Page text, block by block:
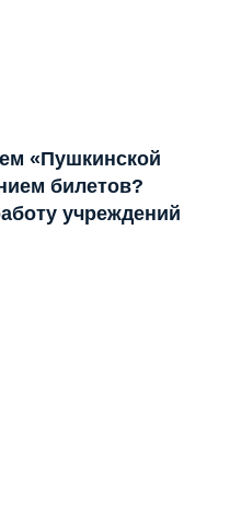
«Пушкинской
билетов?
учреждений